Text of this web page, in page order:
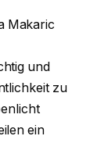
Makaric
und
zu
ein